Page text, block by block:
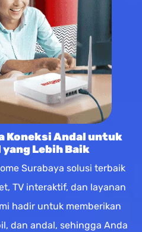
Koneksi Andal untuk
Lebih Baik
Surabaya solusi terbaik
TV interaktif, dan layanan
hadir untuk memberikan
dan andal, sehingga Anda